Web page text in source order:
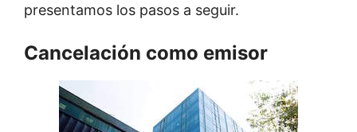
presentamos los pasos a seguir.
Cancelación como emisor